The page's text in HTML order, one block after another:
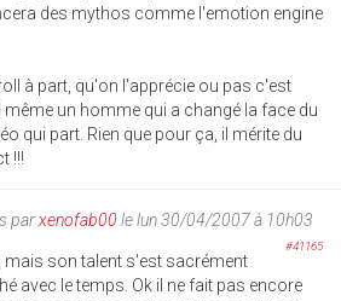
des mythos comme l'emotion engine
à part, qu'on l'apprécie ou pas c'est
même un homme qui a changé la face du
qui part. Rien que pour ça, il mérite du
!!!
parxenofab00 le lun 30/04/2007 à 10h03
#41165
mais son talent s'est sacrément
avec le temps. Ok il ne fait pas encore